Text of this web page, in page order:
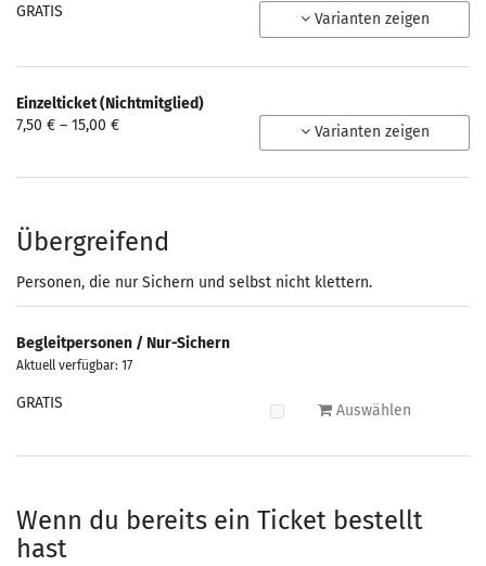
GRATIS Varianten zeigen
Einzelticket (Nichtmitglied)
von
7,50 € – 15,00 € Varianten zeigen
Übergreifend
Personen, die nur Sichern und selbst nicht klettern.
Begleitpersonen / Nur-Sichern
Aktuell verfügbar: 17
GRATIS Auswählen
Wenn du bereits ein Ticket bestellt
hast